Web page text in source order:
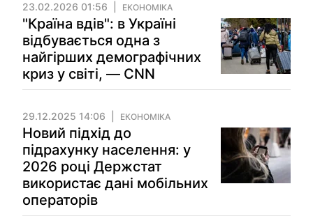
23.02.2026 01:56 ЕКОНОМІКА
"Країна вдів": в Україні
відбувається одна з
найгірших демографічних
криз у світі, — CNN
29.12.2025 14:06 ЕКОНОМІКА
Новий підхід до
підрахунку населення: у
2026 році Держстат
використає дані мобільних
операторів